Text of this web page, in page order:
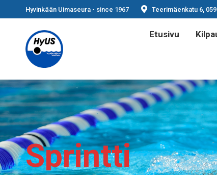
Hyvinkään Uimaseura - since 1967 Teerimäenkatu 6,
Etusivu
Sprintti